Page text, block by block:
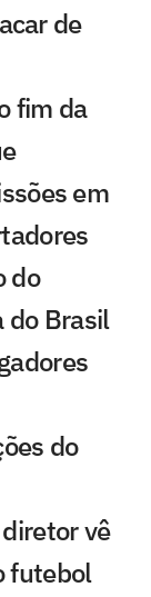
de
fim da
em
do
do Brasil
do
vê
futebol